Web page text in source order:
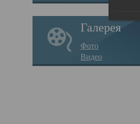
Галерея
Фото
Видео